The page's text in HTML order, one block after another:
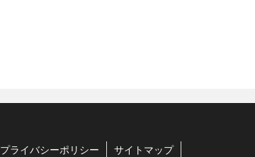
プライバシーポリシー サイトマップ